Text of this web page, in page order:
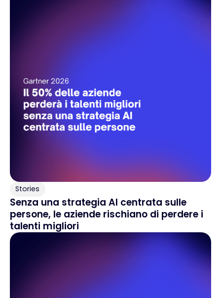
Stories
Senza una strategia AI centrata sulle
persone, le aziende rischiano di perdere i
talenti migliori